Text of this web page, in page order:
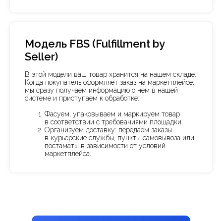
Модель FBS (Fulfillment by
Seller)
В этой модели ваш товар хранится на нашем складе.
Когда покупатель оформляет заказ на маркетплейсе,
мы сразу получаем информацию о нем в нашей
системе и приступаем к обработке:
Фасуем, упаковываем и маркируем товар
в соответствии с требованиями площадки.
Организуем доставку: передаем заказы
в курьерские службы, пункты самовывоза или
постаматы в зависимости от условий
маркетплейса.